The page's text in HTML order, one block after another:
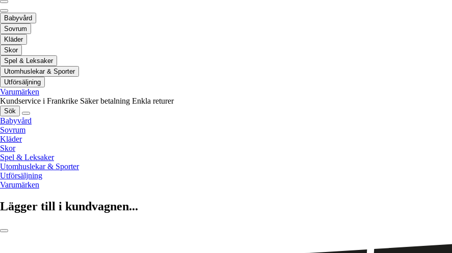
Babyvård
Sovrum
Kläder
Skor
Spel & Leksaker
Utomhuslekar & Sporter
Utförsäljning
Varumärken
Kundservice i Frankrike Säker betalning Enkla returer
Sök
Babyvård
Sovrum
Kläder
Skor
Spel & Leksaker
Utomhuslekar & Sporter
Utförsäljning
Varumärken
Lägger till i kundvagnen...